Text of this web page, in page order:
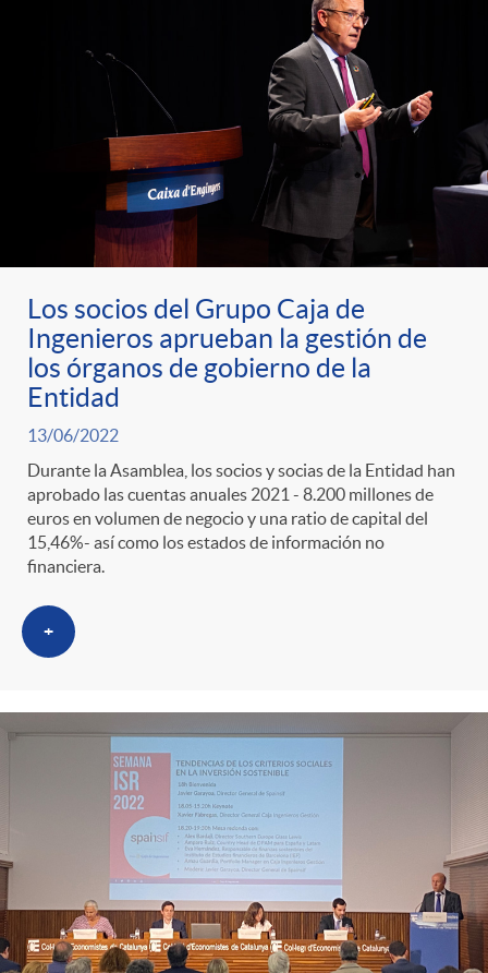
Los socios del Grupo Caja de
Ingenieros aprueban la gestión de
los órganos de gobierno de la
Entidad
13/06/2022
Durante la Asamblea, los socios y socias de la Entidad han
aprobado las cuentas anuales 2021 - 8.200 millones de
euros en volumen de negocio y una ratio de capital del
15,46%- así como los estados de información no
financiera.
+